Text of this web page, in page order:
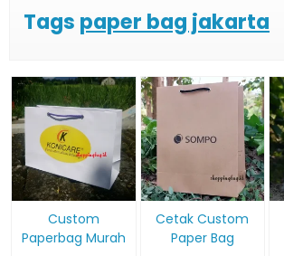
Tags paper bag jakarta
Custom
Paperbag Murah
Cetak Custom
Paper Bag